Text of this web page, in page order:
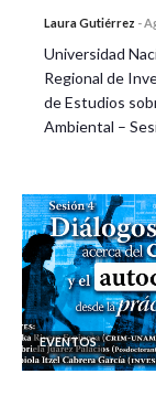
Laura Gutiérrez -
Universidad
Regional de
de Estudios
Ambiental –
EVENTOS